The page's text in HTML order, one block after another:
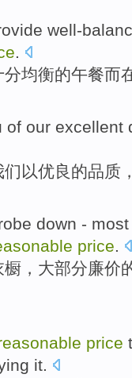
well-
.
分均衡的午餐而
of our excellent
们 以优良的品质
down - most
price.
橱 ， 大部分廉价
price
it.